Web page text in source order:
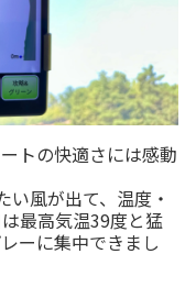
トの快適さには感動
風が出て、温度・
最高気温39度と猛
ーに集中できまし